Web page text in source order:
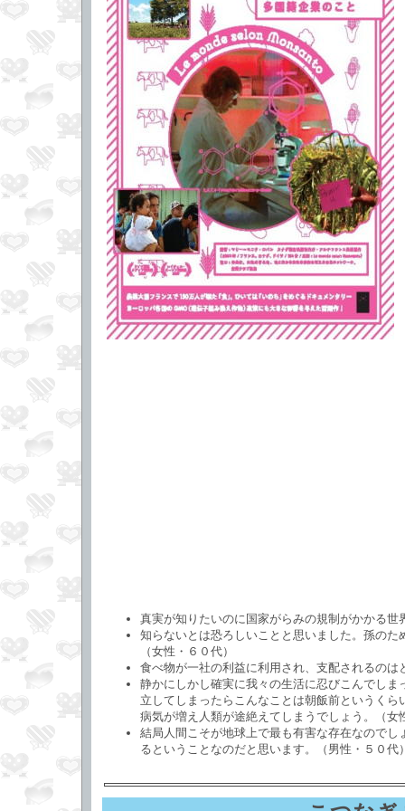
真実が知りたいのに国家がらみの規制がかかる
知らないとは恐ろしいことと思いました。孫の
（女性・６０代）
食べ物が一社の利益に利用され、支配されるの
静かにしかし確実に我々の生活に忍びこんでし
立してしまったらこんなことは朝飯前というく
病気が増え人類が途絶えてしまうでしょう。（女
結局人間こそが地球上で最も有害な存在なので
るということなのだと思います。（男性・５０代